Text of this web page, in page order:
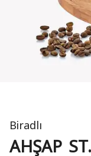
Biradlı
AHŞAP